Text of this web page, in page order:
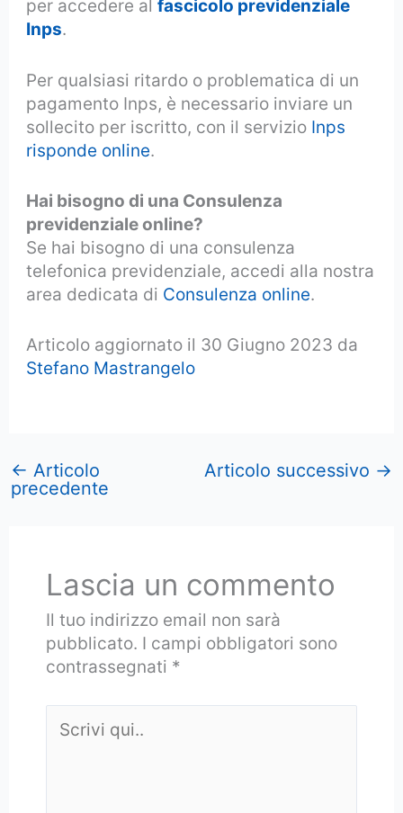
per accedere alfascicolo previdenziale
Inps.
Per qualsiasi ritardo o problematica di un
pagamento Inps, è necessario inviare un
sollecito per iscritto, con il servizio Inps
risponde online.
Hai bisogno di una Consulenza
previdenziale online?
Se hai bisogno di una consulenza
telefonica previdenziale, accedi alla nostra
area dedicata di Consulenza online.
Articolo aggiornato il 30 Giugno 2023 da
Stefano Mastrangelo
← Articolo
precedente
Articolo successivo →
Lascia un commento
Il tuo indirizzo email non sarà
pubblicato. I campi obbligatori sono
contrassegnati *
qui..